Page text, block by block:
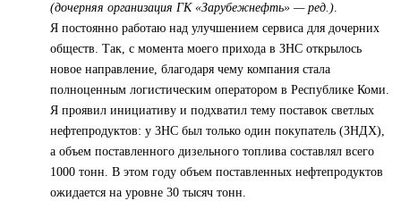
(дочерняя организация ГК «Зарубежнефть» — ред.).
Я постоянно работаю над улучшением сервиса для дочерних
обществ. Так, с момента моего прихода в ЗНС открылось
новое направление, благодаря чему компания стала
полноценным логистическим оператором в Республике Коми.
Я проявил инициативу и подхватил тему поставок светлых
нефтепродуктов: у ЗНС был только один покупатель (ЗНДХ),
а объем поставленного дизельного топлива составлял всего
1000 тонн. В этом году объем поставленных нефтепродуктов
ожидается на уровне 30 тысяч тонн.